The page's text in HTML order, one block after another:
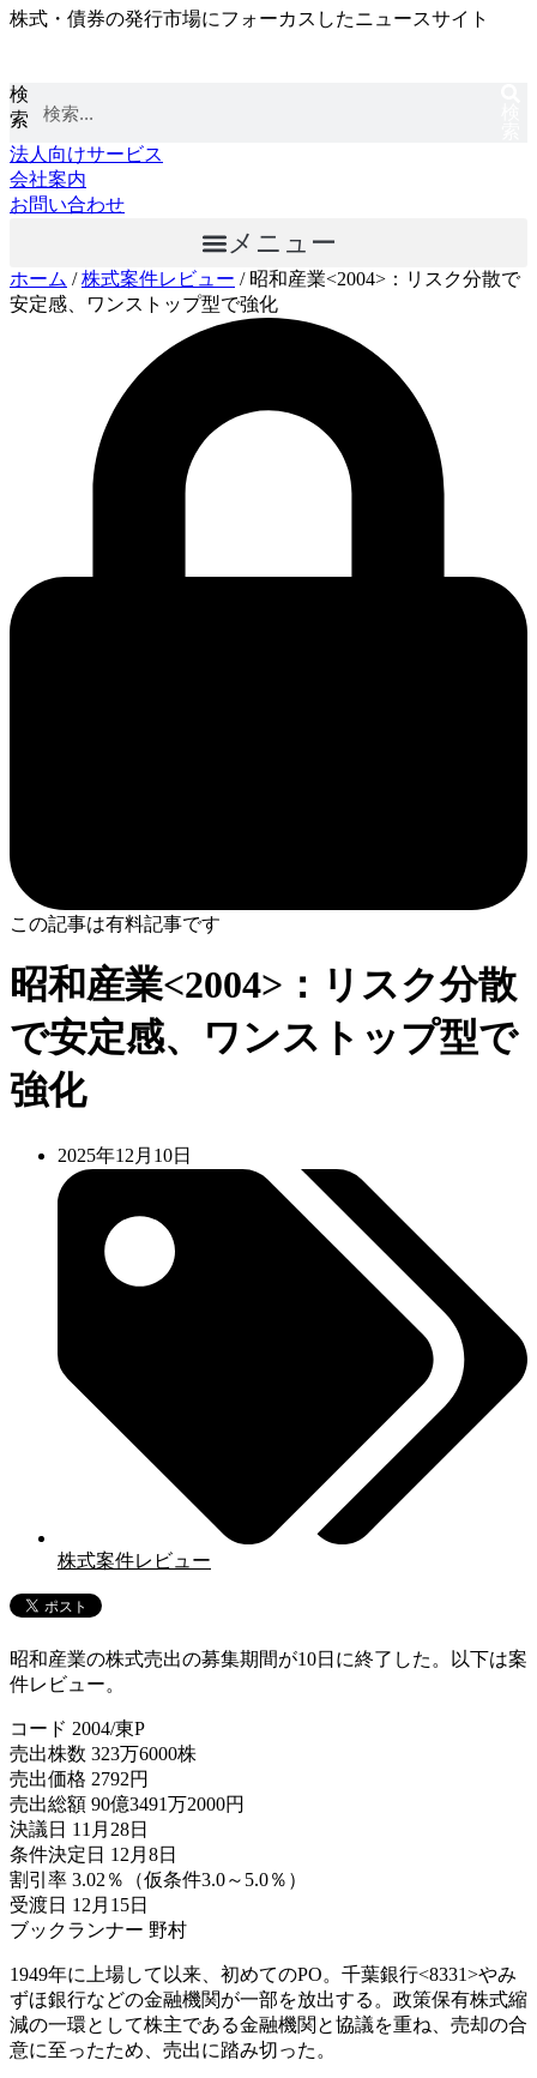
コ
ン
ツ
に
ス
キ
ッ
株式・債券の発行市場にフォーカスしたニュースサイト
検
索
法人向けサービス
会社案内
お問い合わせ
メニュー
ホーム /株式案件レビュー / 昭和産業<2004>：リスク分散で
安定感、ワンストップ型で強化
この記事は有料記事です
昭和産業<2004>：リスク分散
で安定感、ワンストップ型で
強化
2025年12月10日
株式案件レビュー
昭和産業の株式売出の募集期間が10日に終了した。以下は案
件レビュー。
コード 2004/東P
売出株数 323万6000株
売出価格 2792円
売出総額 90億3491万2000円
決議日 11月28日
条件決定日 12月8日
割引率 3.02％（仮条件3.0～5.0％）
受渡日 12月15日
ブックランナー 野村
1949年に上場して以来、初めてのPO。千葉銀行<8331>やみ
ずほ銀行などの金融機関が一部を放出する。政策保有株式縮
減の一環として株主である金融機関と協議を重ね、売却の合
意に至ったため、売出に踏み切った。